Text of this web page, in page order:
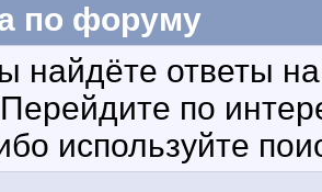
по форуму
найдёте ответы
по
используйте